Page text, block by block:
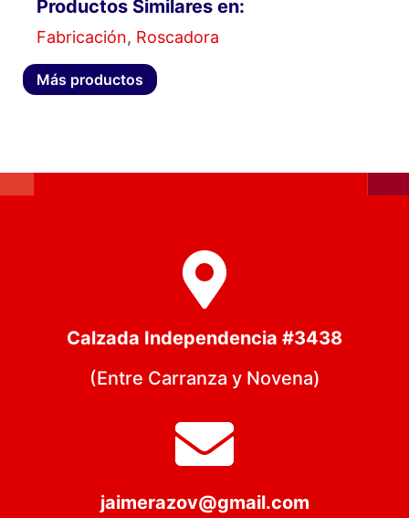
Productos Similares en:
Fabricación, Roscadora
Más productos
Calzada Independencia #3438
(Entre Carranza y Novena)
jaimerazov@gmail.com